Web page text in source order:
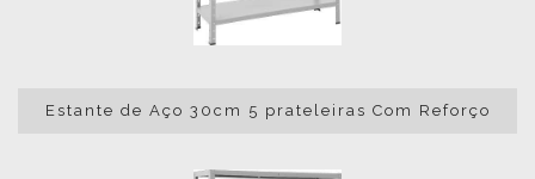
Estante de Aço 30cm 5 prateleiras Com Reforço